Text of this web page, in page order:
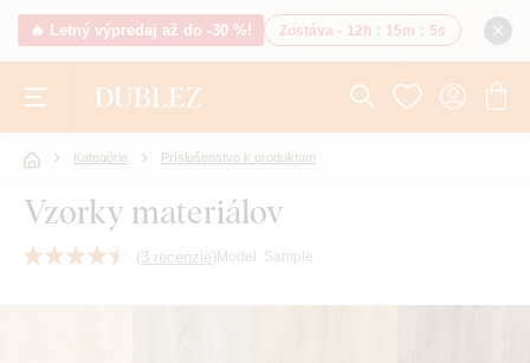
🔥 Letný výpredaj až do -30 %! Zostáva - 12h : 15m : 4s
Kategórie Príslušenstvo k produktom
Vzorky materiálov
(3 recenzie) Model: Sample